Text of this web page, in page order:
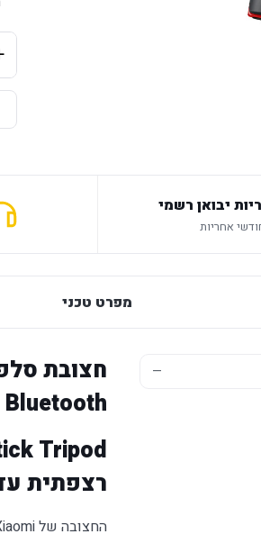
יבואן רשמי
מפרט טכני
—
Bluetooth
רצפתית עד 160